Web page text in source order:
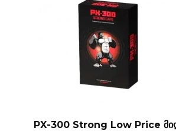
PX-300 Strong Low Price